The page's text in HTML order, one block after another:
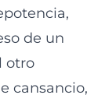
de un
otro
cansancio,